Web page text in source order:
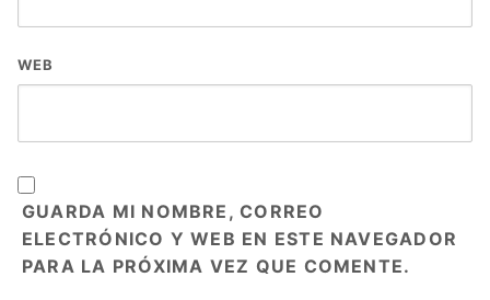
WEB
GUARDA MI NOMBRE, CORREO
ELECTRÓNICO Y WEB EN ESTE NAVEGADOR
PARA LA PRÓXIMA VEZ QUE COMENTE.